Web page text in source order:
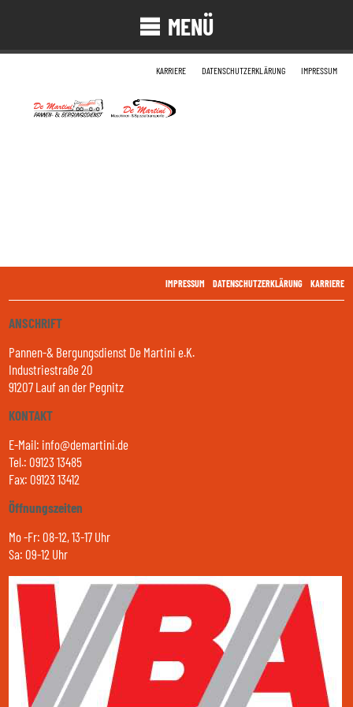
MENÜ
KARRIERE DATENSCHUTZERKLÄRUNG IMPRESSUM
KARRIERE
DATENSCHUTZERKLÄRUNG
IMPRESSUM
ANSCHRIFT
Pannen-& Bergungsdienst De Martini e.K.
Industriestraße 20
91207 Lauf an der Pegnitz
KONTAKT
E-Mail: info@demartini.de
Tel.: 09123 13485
Fax: 09123 13412
Öffnungszeiten
Mo -Fr: 08-12, 13-17 Uhr
Sa: 09-12 Uhr